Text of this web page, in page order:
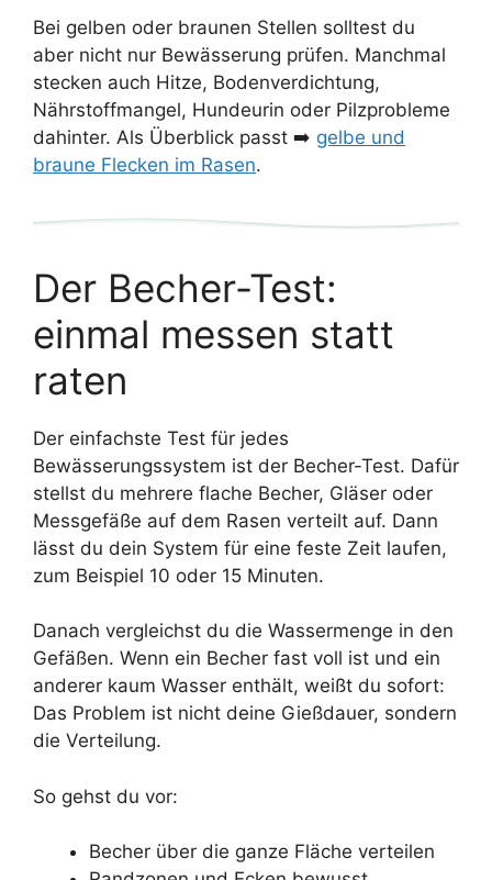
Bei gelben oder braunen Stellen solltest du
aber nicht nur Bewässerung prüfen. Manchmal
stecken auch Hitze, Bodenverdichtung,
Nährstoffmangel, Hundeurin oder Pilzprobleme
dahinter. Als Überblick passt ➡️ gelbe und
braune Flecken im Rasen.
Der Becher-Test:
einmal messen statt
raten
Der einfachste Test für jedes
Bewässerungssystem ist der Becher-Test. Dafür
stellst du mehrere flache Becher, Gläser oder
Messgefäße auf dem Rasen verteilt auf. Dann
lässt du dein System für eine feste Zeit laufen,
zum Beispiel 10 oder 15 Minuten.
Danach vergleichst du die Wassermenge in den
Gefäßen. Wenn ein Becher fast voll ist und ein
anderer kaum Wasser enthält, weißt du sofort:
Das Problem ist nicht deine Gießdauer, sondern
die Verteilung.
So gehst du vor:
Becher über die ganze Fläche verteilen